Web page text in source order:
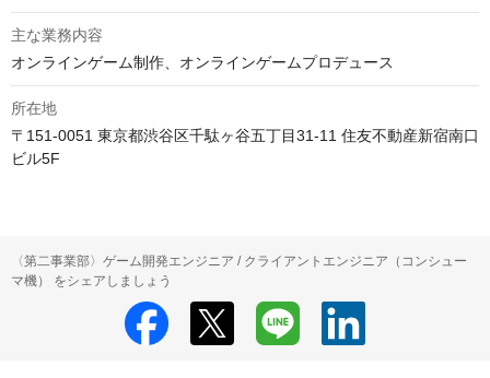
主な業務内容
オンラインゲーム制作、オンラインゲームプロデュース
所在地
〒151-0051 東京都渋谷区千駄ヶ谷五丁目31-11 住友不動産新宿南口
ビル5F
〈第二事業部〉ゲーム開発エンジニア / クライアントエンジニア（コンシュー
マ機） をシェアしましょう